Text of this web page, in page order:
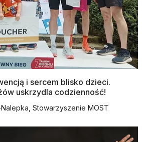
i sercem blisko dzieci.
uskrzydla codzienność!
Stowarzyszenie MOST